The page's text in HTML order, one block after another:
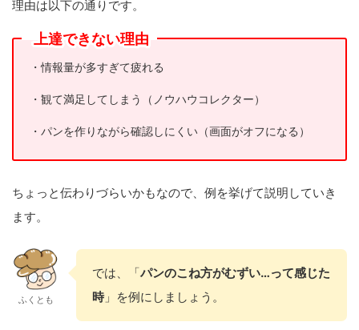
理由は以下の通りです。
上達できない理由
・情報量が多すぎて疲れる
・観て満足してしまう（ノウハウコレクター）
・パンを作りながら確認しにくい（画面がオフになる）
ちょっと伝わりづらいかもなので、例を挙げて説明していき
ます。
ふくとも
では、「パンのこね方がむずい…って感じた
時」を例にしましょう。